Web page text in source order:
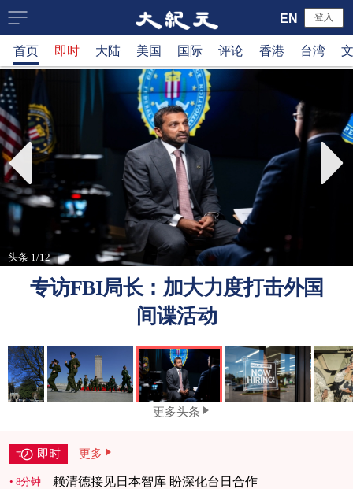
大
纪
元
新
闻
网
登入
EN
首页 即时 大陆 美国 国际 评论 香港 台湾
头条 1/12
专访FBI局长：加大力度打击外国
间谍活动
更多头条
即时 更多
8分钟 赖清德接见日本智库 盼深化台日合作